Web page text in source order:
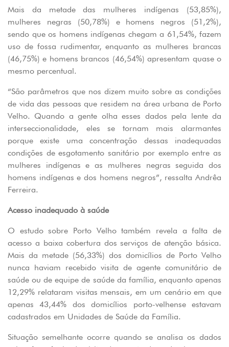
Mais da metade das mulheres indígenas (53,85%),
mulheres negras (50,78%) e homens negros (51,2%),
sendo que os homens indígenas chegam a 61,54%, fazem
uso de fossa rudimentar, enquanto as mulheres brancas
(46,75%) e homens brancos (46,54%) apresentam quase o
mesmo percentual.
“São parâmetros que nos dizem muito sobre as condições
de vida das pessoas que residem na área urbana de Porto
Velho. Quando a gente olha esses dados pela lente da
interseccionalidade, eles se tornam mais alarmantes
porque existe uma concentração dessas inadequadas
condições de esgotamento sanitário por exemplo entre as
mulheres indígenas e as mulheres negras seguida dos
homens indígenas e dos homens negros”, ressalta Andrêa
Ferreira.
Acesso inadequado à saúde
O estudo sobre Porto Velho também revela a falta de
acesso a baixa cobertura dos serviços de atenção básica.
Mais da metade (56,33%) dos domicílios de Porto Velho
nunca haviam recebido visita de agente comunitário de
saúde ou de equipe de saúde da família, enquanto apenas
12,29% relataram visitas mensais, em um cenário em que
apenas 43,44% dos domicílios porto-velhense estavam
cadastrados em Unidades de Saúde da Família.
Situação semelhante ocorre quando se analisa os dados